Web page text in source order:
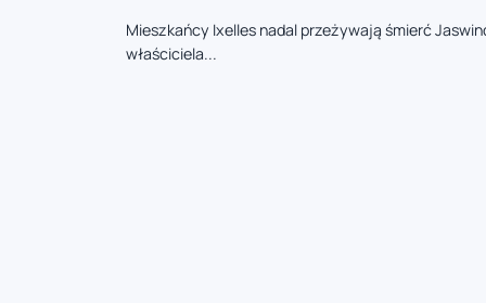
Mieszkańcy Ixelles nadal przeżywają śmierć
właściciela...